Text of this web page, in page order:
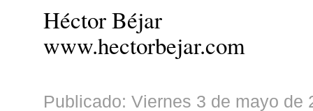
Héctor Béjar
www.hectorbejar.com
Publicado: Viernes 3 de mayo de